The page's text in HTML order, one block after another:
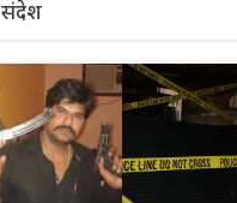
संदेश